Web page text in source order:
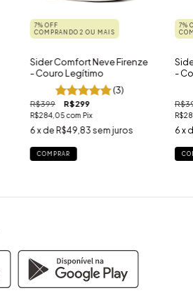
7% OFF
COMPRANDO 2 OU MAIS
Sider Comfort Neve Firenze
- Couro Legítimo
(3)
R$399 R$299
R$284,05com Pix
6x de R$49,83 sem juros
COMPRAR
7%
-
6 x